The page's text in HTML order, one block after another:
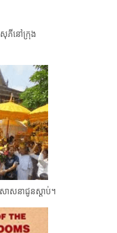
ភីនៅក្រុង
ាសនាជូនស្ដាប់។